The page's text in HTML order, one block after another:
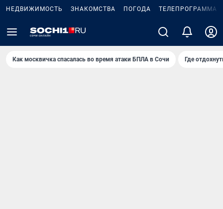
НЕДВИЖИМОСТЬ ЗНАКОМСТВА ПОГОДА ТЕЛЕПРОГРАММА
Как москвичка спасалась во время атаки БПЛА в Сочи Где